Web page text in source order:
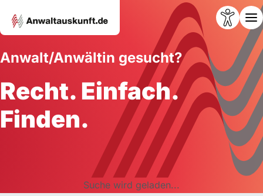
Anwalt/Anwältin gesucht?
Recht. Einfach.
Finden.
Suche wird geladen...